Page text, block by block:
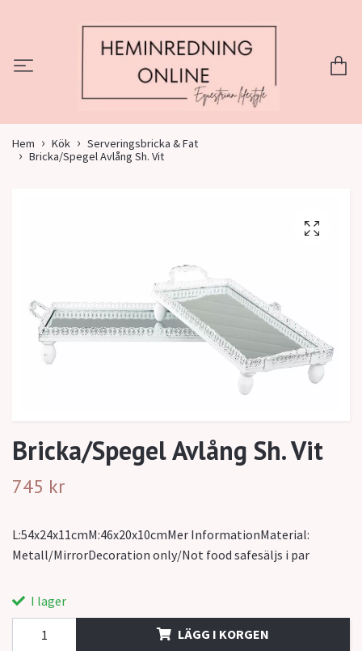
Hem Kök
Serveringsbricka & Fat
Bricka/Spegel Avlång Sh. Vit
Bricka/Spegel Avlång Sh. Vit
745 kr
L:54x24x11cmM:46x20x10cmMer InformationMaterial:
Metall/MirrorDecoration only/Not food safesäljs i par
I lager
LÄGG I KORGEN